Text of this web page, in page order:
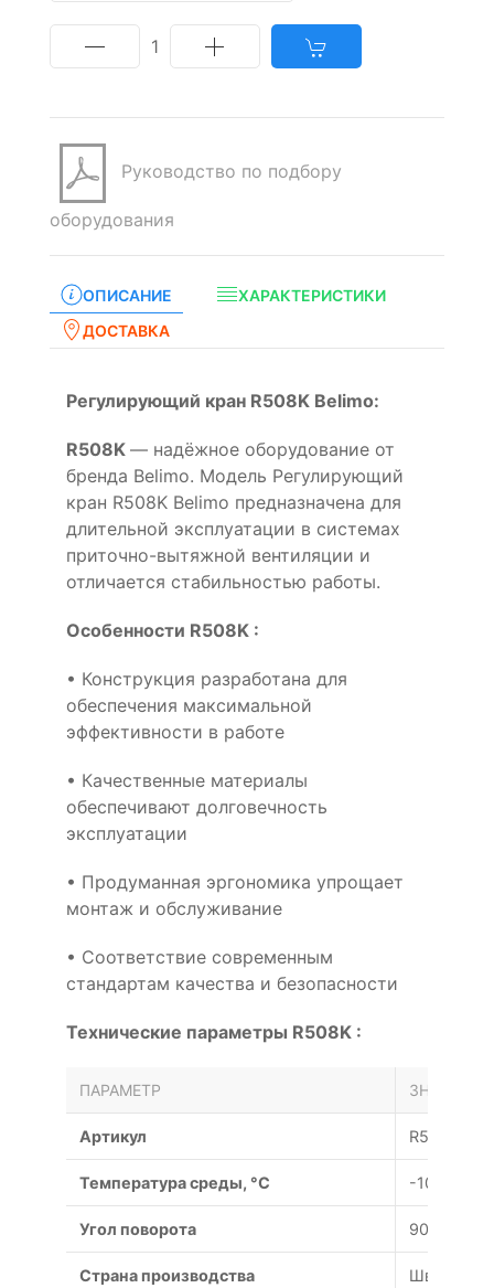
1
Руководство по подбору
оборудования
ОПИСАНИЕ
ХАРАКТЕРИСТИКИ
ДОСТАВКА
Регулирующий кран R508K Belimo:
R508K — надёжное оборудование от
бренда Belimo. Модель Регулирующий
кран R508K Belimo предназначена для
длительной эксплуатации в системах
приточно-вытяжной вентиляции и
отличается стабильностью работы.
Особенности R508K :
• Конструкция разработана для
обеспечения максимальной
эффективности в работе
• Качественные материалы
обеспечивают долговечность
эксплуатации
• Продуманная эргономика упрощает
монтаж и обслуживание
• Соответствие современным
стандартам качества и безопасности
Технические параметры R508K :
ПАРАМЕТР ЗНАЧЕНИЕ
Артикул R508K
Температура среды, °С -10...100
Угол поворота 90°
Страна производства